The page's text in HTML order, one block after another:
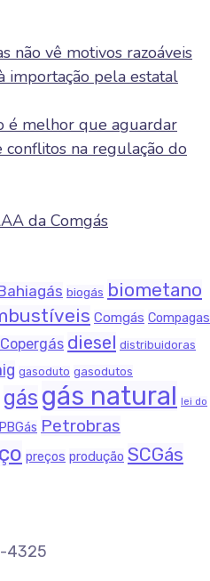
não vê motivos razoáveis
importação pela estatal
é melhor que aguardar
conflitos na regulação do
da Comgás
biogás biometano
Comgás Compagas
Copergás diesel distribuidoras
gasoduto gasodutos
gás gás natural lei do
PBGás Petrobras
preços produção SCGás
4325